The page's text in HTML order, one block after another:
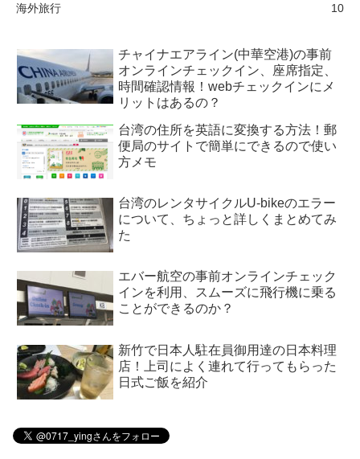
海外旅行 10
チャイナエアライン(中華空港)の事前
オンラインチェックイン、座席指定、
時間確認情報！webチェックインにメ
リットはあるの？
台湾の住所を英語に変換する方法！郵
便局のサイトで簡単にできるので使い
方メモ
台湾のレンタサイクルU-bikeのエラー
について、ちょっと詳しくまとめてみ
た
エバー航空の事前オンラインチェック
インを利用、スムーズに飛行機に乗る
ことができるのか？
新竹で日本人駐在員御用達の日本料理
店！上司によく連れて行ってもらった
日式ご飯を紹介